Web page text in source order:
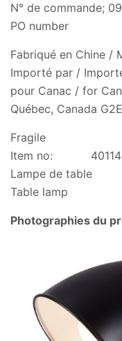
N° de commande;
PO number
Fabriqué en Chine /
Importé par /
pour Canac / for
Québec, Canada
Fragile
Item no:
Lampe de table
Table lamp
Photographies du